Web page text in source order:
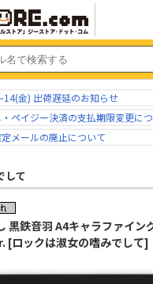
14(金) 出荷遅延のお知らせ
ペイジー決済の支払期限変更に
メールの廃止について
して
鉄音羽 A4キャラファイン
[ロックは淑女の嗜みでして]